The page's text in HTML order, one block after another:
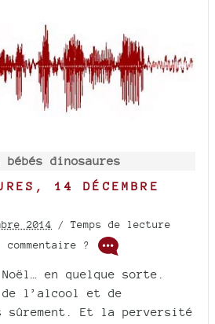
bébés dinosaures
14 DÉCEMBRE
2014 / Temps de lecture
?
en quelque sorte.
de l’alcool et de
sûrement. Et la perversité